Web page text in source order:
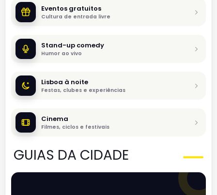
Eventos gratuitos
Cultura de entrada livre
Stand-up comedy
Humor ao vivo
Lisboa à noite
Festas, clubes e experiências
Cinema
Filmes, ciclos e festivais
GUIAS DA CIDADE